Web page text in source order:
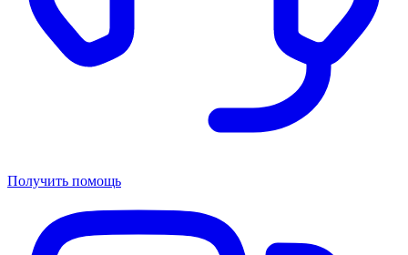
Получить помощь